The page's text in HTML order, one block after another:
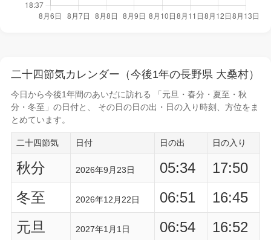
二十四節気カレンダー（今後1年の長野県 大桑村）
今日から今後1年間のあいだに訪れる 「元旦・春分・夏至・秋
分・冬至」の日付と、 その日の日の出・日の入り時刻
、方位をま
とめています。
二十四節気 日付 日の出 日の入り
秋分 2026年9月23日 05:34
17:50
冬至
2026年12月22日 06:51
16:45
元旦
2027年1月1日 06:54
16:52